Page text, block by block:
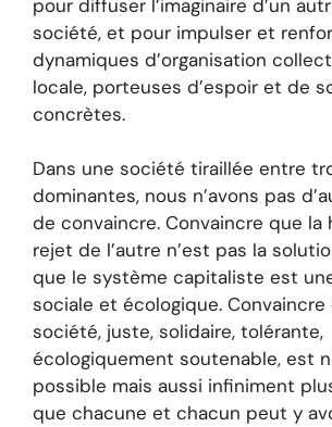
pour diffuser l’imaginaire d’un
société, et pour impulser et
dynamiques d’organisation
locale, porteuses d’espoir et de
concrètes.
Dans une société tiraillée entre
dominantes, nous n’avons pas
de convaincre. Convaincre que la
rejet de l’autre n’est pas la
que le système capitaliste est
sociale et écologique. Convaincre
société, juste, solidaire, tolérante,
écologiquement soutenable, est
possible mais aussi infiniment
que chacune et chacun peut y